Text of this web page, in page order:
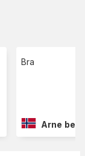
Bra
Arne